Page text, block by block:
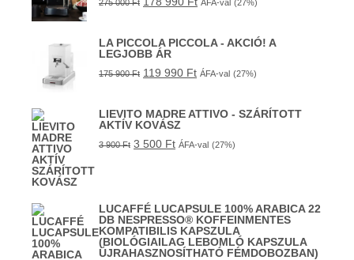
275 000Ft ÁFA-val (27%)
LA PICCOLA PICCOLA - AKCIÓ! A
LEGJOBB ÁR
175 900Ft 119 990 Ft ÁFA-val (27%)
LIEVITO MADRE ATTIVO - SZÁRÍTOTT
AKTÍV KOVÁSZ
3 900Ft 3 500 Ft ÁFA-val (27%)
LUCAFFÉ LUCAPSULE 100% ARABICA 22
DB NESPRESSO® KOFFEINMENTES
KOMPATIBILIS KAPSZULA
(BIOLÓGIAILAG LEBOMLÓ KAPSZULA
ÚJRAHASZNOSÍTHATÓ FÉMDOBOZBAN)